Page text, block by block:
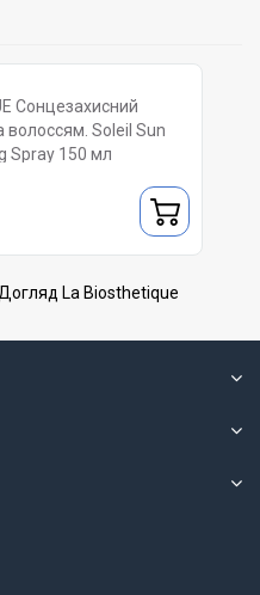
Сонцезахисний
волоссям. Soleil Sun
Spray 150 мл
Догляд La Biosthetique